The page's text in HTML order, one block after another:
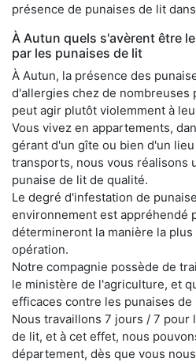
présence de punaises de lit
À Autun quels s'avèrent être
par les punaises de lit
À Autun, la présence des
d'allergies chez de nombreuses
peut agir plutôt violemment à
Vous vivez en appartements,
gérant d'un gîte ou bien d'un
transports, nous vous réalisons
punaise de lit de qualité.
Le degré d'infestation de
environnement est appréhendé
détermineront la manière la
opération.
Notre compagnie possède de
le ministère de l'agriculture, et
efficaces contre les punaises de
Nous travaillons 7 jours / 7 pour
de lit, et à cet effet, nous
département, dès que vous